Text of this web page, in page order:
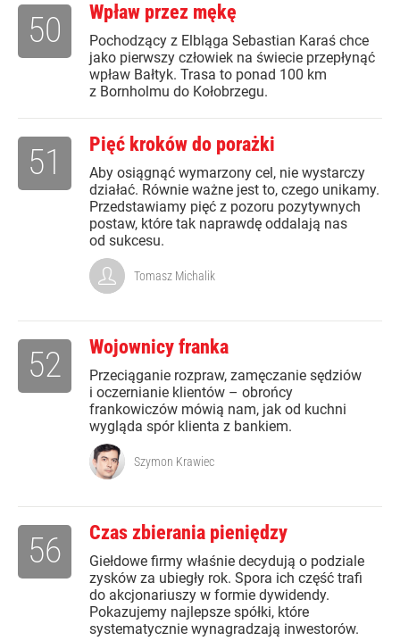
Wpław przez mękę
Pochodzący z Elbląga Sebastian Karaś chce
jako pierwszy człowiek na świecie przepłynąć
wpław Bałtyk. Trasa to ponad 100 km
z Bornholmu do Kołobrzegu.
50
Pięć kroków do porażki
Aby osiągnąć wymarzony cel, nie wystarczy
działać. Równie ważne jest to, czego unikamy.
Przedstawiamy pięć z pozoru pozytywnych
postaw, które tak naprawdę oddalają nas
od sukcesu.
51
Tomasz Michalik
Wojownicy franka
Przeciąganie rozpraw, zamęczanie sędziów
i oczernianie klientów – obrońcy
frankowiczów mówią nam, jak od kuchni
wygląda spór klienta z bankiem.
52
Szymon Krawiec
Czas zbierania pieniędzy
Giełdowe firmy właśnie decydują o podziale
zysków za ubiegły rok. Spora ich część trafi
do akcjonariuszy w formie dywidendy.
Pokazujemy najlepsze spółki, które
systematycznie wynagradzają inwestorów.
56